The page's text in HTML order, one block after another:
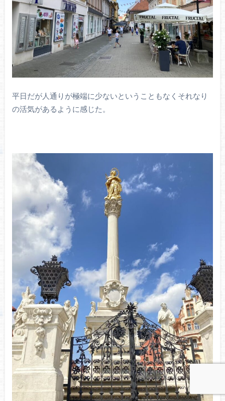
平日だが人通りが極端に少ないということもなくそれなり
の活気があるように感じた。